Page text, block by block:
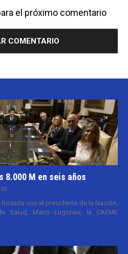
el próximo comentario
8.000 M en seis años
con el presidente de la Nación,
Salud, Mario Lugones, la CAEME